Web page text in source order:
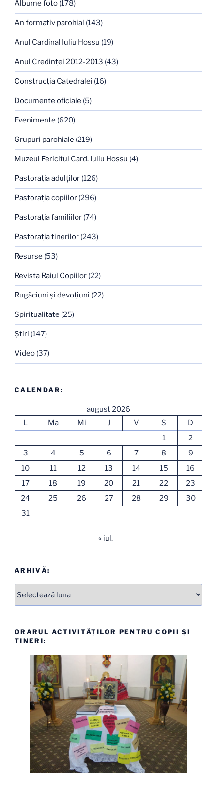
Albume foto (178)
An formativ parohial (143)
Anul Cardinal Iuliu Hossu (19)
Anul Credinţei 2012-2013 (43)
Construcţia Catedralei (16)
Documente oficiale (5)
Evenimente (620)
Grupuri parohiale (219)
Muzeul Fericitul Card. Iuliu Hossu (4)
Pastoraţia adulţilor (126)
Pastoraţia copiilor (296)
Pastoraţia familiilor (74)
Pastoraţia tinerilor (243)
Resurse (53)
Revista Raiul Copiilor (22)
Rugăciuni şi devoţiuni (22)
Spiritualitate (25)
Ştiri (147)
Video (37)
CALENDAR:
august 2026
L
Ma Mi J V S
D
1
2
3
4 5 6 7 8
9
10
11 12 13 14 15
16
17
18 19 20 21 22
23
24
25 26 27 28 29
30
31
« iul.
ARHIVĂ:
ORARUL ACTIVITĂȚILOR PENTRU COPII ȘI
TINERI: